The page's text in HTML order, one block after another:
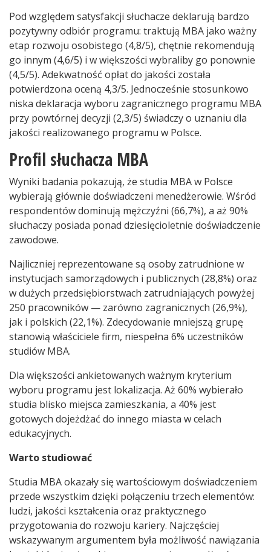
Pod względem satysfakcji słuchacze deklarują bardzo
pozytywny odbiór programu: traktują MBA jako ważny
etap rozwoju osobistego (4,8/5), chętnie rekomendują
go innym (4,6/5) i w większości wybraliby go ponownie
(4,5/5). Adekwatność opłat do jakości została
potwierdzona oceną 4,3/5. Jednocześnie stosunkowo
niska deklaracja wyboru zagranicznego programu MBA
przy powtórnej decyzji (2,3/5) świadczy o uznaniu dla
jakości realizowanego programu w Polsce.
Profil słuchacza MBA
Wyniki badania pokazują, że studia MBA w Polsce
wybierają głównie doświadczeni menedżerowie. Wśród
respondentów dominują mężczyźni (66,7%), a aż 90%
słuchaczy posiada ponad dziesięcioletnie doświadczenie
zawodowe.
Najliczniej reprezentowane są osoby zatrudnione w
instytucjach samorządowych i publicznych (28,8%) oraz
w dużych przedsiębiorstwach zatrudniających powyżej
250 pracowników — zarówno zagranicznych (26,9%),
jak i polskich (22,1%). Zdecydowanie mniejszą grupę
stanowią właściciele firm, niespełna 6% uczestników
studiów MBA.
Dla większości ankietowanych ważnym kryterium
wyboru programu jest lokalizacja. Aż 60% wybierało
studia blisko miejsca zamieszkania, a 40% jest
gotowych dojeżdżać do innego miasta w celach
edukacyjnych.
Warto studiować
Studia MBA okazały się wartościowym doświadczeniem
przede wszystkim dzięki połączeniu trzech elementów:
ludzi, jakości kształcenia oraz praktycznego
przygotowania do rozwoju kariery. Najczęściej
wskazywanym argumentem była możliwość nawiązania